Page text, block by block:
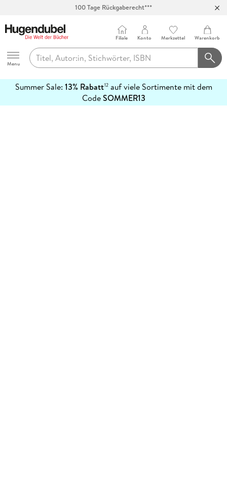
100 Tage Rückgaberecht***
Hugendubel
Menu
Filiale Konto Merkzettel Warenkorb
Summer Sale: 13% Rabatt12auf viele Sortimente mit dem
CodeSOMMER13
erfahren